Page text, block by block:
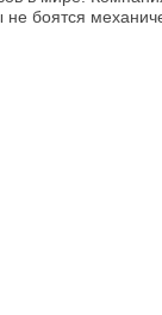
боятся